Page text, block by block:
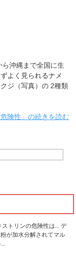
沖縄まで全国に生
よく見られるナメ
ジ（写真）の 2種類
危険性」の続きを読む
ストリンの危険性は... デ
が加水分解されてマル